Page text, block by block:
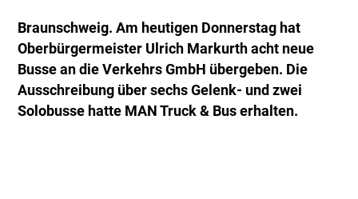
Braunschweig. Am heutigen Donnerstag hat
Oberbürgermeister Ulrich Markurth acht neue
Busse an die Verkehrs GmbH übergeben. Die
Ausschreibung über sechs Gelenk- und zwei
Solobusse hatte MAN Truck & Bus erhalten.